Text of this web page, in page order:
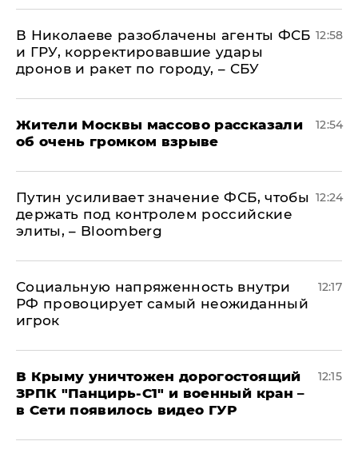
В Николаеве разоблачены агенты ФСБ
и ГРУ, корректировавшие удары
дронов и ракет по городу, – СБУ
12:58
Жители Москвы массово рассказали
об очень громком взрыве
12:54
Путин усиливает значение ФСБ, чтобы
держать под контролем российские
элиты, – Bloomberg
12:24
Социальную напряженность внутри
РФ провоцирует самый неожиданный
игрок
12:17
В Крыму уничтожен дорогостоящий
ЗРПК "Панцирь-С1" и военный кран –
в Сети появилось видео ГУР
12:15